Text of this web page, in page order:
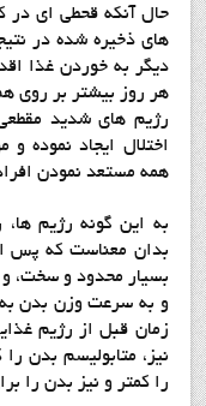
حال آنکه قحطی ای در
های ذخیره شده در
دیگر به خوردن غذا
هر روز بیشتر بر روی
رژیم های شدید
اختلال ایجاد نموده
همه مستعد نمودن
به این گونه رژیم
بدان معناست که پس
بسیار محدود و سخت،
و به سرعت وزن بدن به
زمان قبل از رژیم
نیز، متابولیسم بدن
را کمتر و نیز بدن را